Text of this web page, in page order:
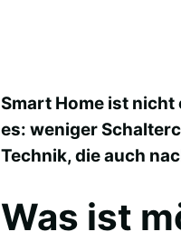
Smart Home ist
es: weniger
Technik, die auch
Was ist